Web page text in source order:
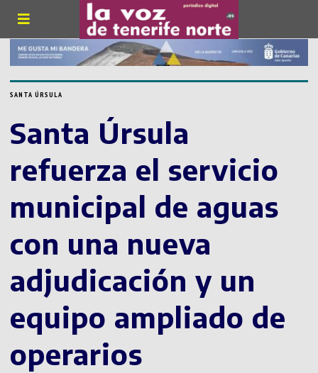
SANTA ÚRSULA
Santa Úrsula
refuerza el servicio
municipal de aguas
con una nueva
adjudicación y un
equipo ampliado de
operarios